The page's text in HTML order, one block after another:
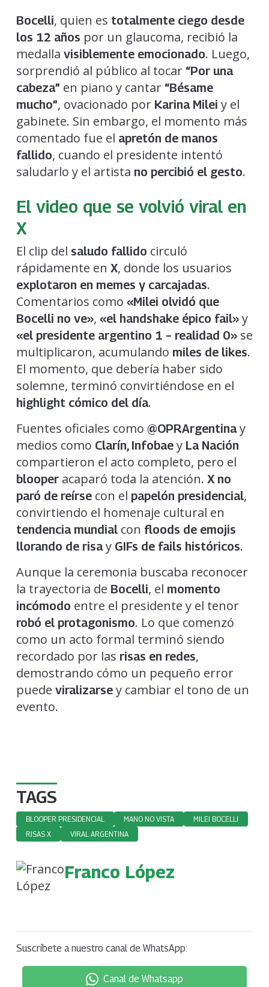
Bocelli, quien es totalmente ciego desde
los 12 años por un glaucoma, recibió la
medalla visiblemente emocionado. Luego,
sorprendió al público al tocar “Por una
cabeza” en piano y cantar “Bésame
mucho”, ovacionado por Karina Milei y el
gabinete. Sin embargo, el momento más
comentado fue el apretón de manos
fallido, cuando el presidente intentó
saludarlo y el artista no percibió el gesto.
El video que se volvió viral en
X
El clip del saludo fallido circuló
rápidamente en X, donde los usuarios
explotaron en memes y carcajadas.
Comentarios como «Milei olvidó que
Bocelli no ve», «el handshake épico fail»y
«el presidente argentino 1 – realidad 0»se
multiplicaron, acumulando miles de likes.
El momento, que debería haber sido
solemne, terminó convirtiéndose en el
highlight cómico del día.
Fuentes oficiales como @OPRArgentinay
medios como Clarín, Infobaey La Nación
compartieron el acto completo, pero el
blooperacaparó toda la atención. X no
paró de reírsecon el papelón presidencial,
convirtiendo el homenaje cultural en
tendencia mundialcon floods de emojis
llorando de risay GIFs de fails históricos.
Aunque la ceremonia buscaba reconocer
la trayectoria de Bocelli, el momento
incómodo entre el presidente y el tenor
robó el protagonismo. Lo que comenzó
como un acto formal terminó siendo
recordado por las risas en redes,
demostrando cómo un pequeño error
puede viralizarsey cambiar el tono de un
evento.
TAGS
BLOOPER PRESIDENCIAL MANO NO VISTA
MILEI BOCELLI
RISAS X
VIRAL ARGENTINA
Franco López
Suscríbete a nuestro canal de WhatsApp:
Canal de Whatsapp